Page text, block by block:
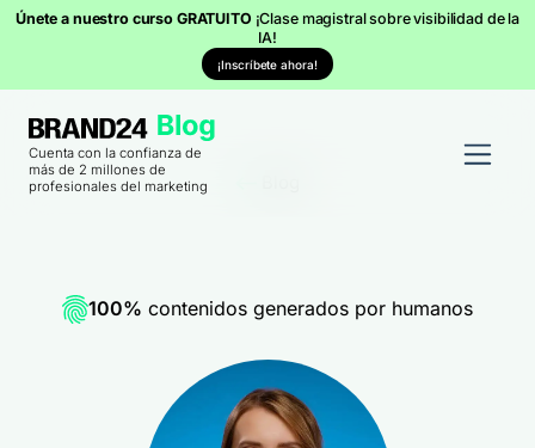
Únete a nuestro curso GRATUITO ¡Clase magistral sobre visibilidad de la
IA!
¡Inscríbete ahora!
Cuenta con la confianza de
más de 2 millones de
profesionales del marketing
100% contenidos generados por humanos